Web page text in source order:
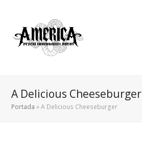
A Delicious Cheeseburger
Portada »A Delicious Cheeseburger